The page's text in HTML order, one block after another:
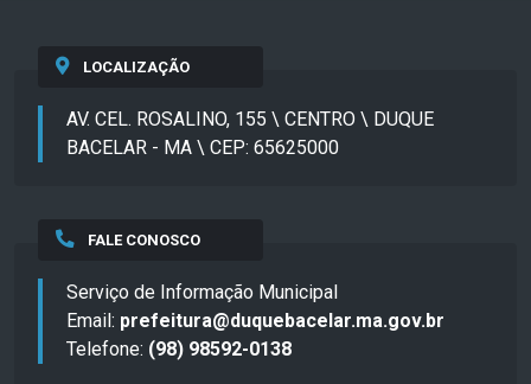
LOCALIZAÇÃO
AV. CEL. ROSALINO, 155 \ CENTRO \ DUQUE
BACELAR - MA \ CEP: 65625000
FALE CONOSCO
Serviço de Informação Municipal
Email: prefeitura@duquebacelar.ma.gov.br
Telefone: (98) 98592-0138